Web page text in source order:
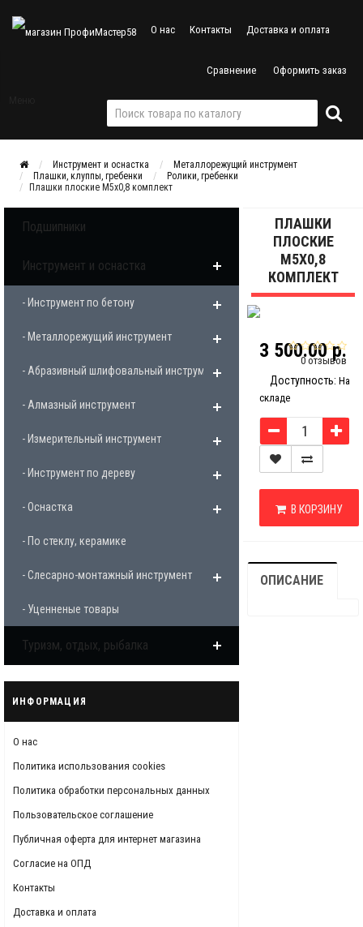
О нас Контакты Доставка и оплата
Сравнение Оформить заказ
Инструмент и оснастка
Металлорежущий инструмент
Плашки, клуппы, гребенки
Ролики, гребенки
Плашки плоские М5х0,8 комплект
Подшипники
Инструмент и оснастка
- Инструмент по бетону
- Металлорежущий инструмент
- Абразивный шлифовальный инструмент
- Алмазный инструмент
- Измерительный инструмент
- Инструмент по дереву
- Оснастка
- По стеклу, керамике
- Слесарно-монтажный инструмент
- Уценненые товары
Туризм, отдых, рыбалка
ИНФОРМАЦИЯ
О нас
Политика использования cookies
Политика обработки персональных данных
Пользовательское соглашение
Публичная оферта для интернет магазина
Согласие на ОПД
Контакты
Доставка и оплата
ПЛАШКИ
ПЛОСКИЕ
М5Х0,8
КОМПЛЕКТ
0 отзывов
3 500.00 р.
Доступность: На
складе
В КОРЗИНУ
ОПИСАНИЕ